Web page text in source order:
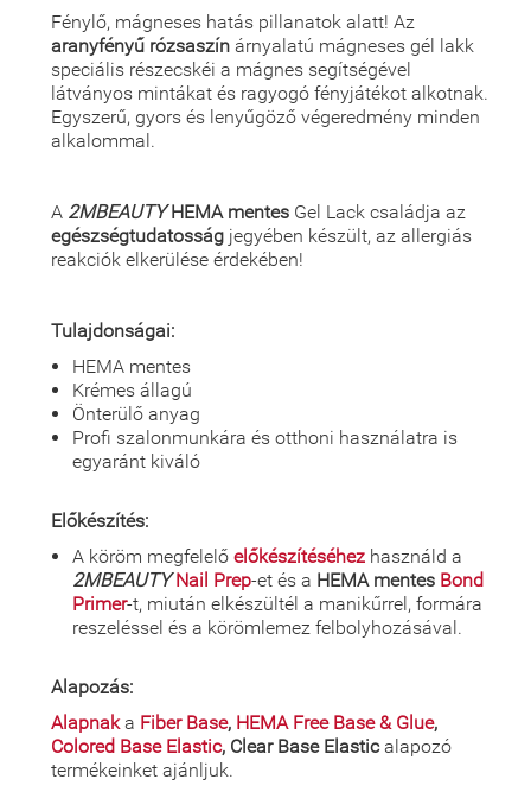
Fénylő, mágneses hatás pillanatok alatt! Az
aranyfényű rózsaszín árnyalatú mágneses gél lakk
speciális részecskéi a mágnes segítségével
látványos mintákat és ragyogó fényjátékot alkotnak.
Egyszerű, gyors és lenyűgöző végeredmény minden
alkalommal.
A 2MBEAUTY HEMA mentes Gel Lack családja az
egészségtudatosság jegyében készült, az allergiás
reakciók elkerülése érdekében!
Tulajdonságai:
HEMA mentes
Krémes állagú
Önterülő anyag
Profi szalonmunkára és otthoni használatra is
egyaránt kiváló
Előkészítés:
A köröm megfelelő előkészítéséhez használd a
2MBEAUTYNail Prep-et és a HEMA mentes Bond
Primer-t, miután elkészültél a manikűrrel, formára
reszeléssel és a körömlemez felbolyhozásával.
Alapozás:
Alapnaka Fiber Base, HEMA Free Base & Glue,
Colored Base Elastic, Clear Base Elasticalapozó
termékeinket ajánljuk.